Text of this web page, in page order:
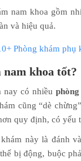
nam khoa gồm
và hiệu quả.
Phòng khám phụ
nam khoa tốt?
nay có nhiều
cũng “dè
quy định, có
này là đánh
bị động, buộc